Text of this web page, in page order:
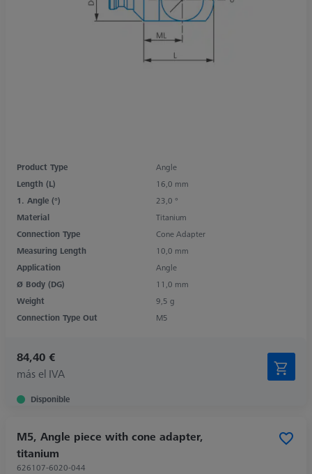
Product Type
Angle
Length (L)
16,0 mm
1. Angle (°)
23,0 °
Material
Titanium
Connection Type
Cone Adapter
Measuring Length
10,0 mm
Application
Angle
Ø Body (DG)
11,0 mm
Weight
9,5 g
Connection Type Out
M5
84,40 €
más el IVA
Disponible
M5, Angle piece with cone adapter,
titanium
626107-6020-044